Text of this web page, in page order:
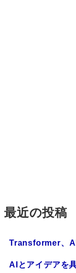
最近の投稿
Transformer、
AIとアイデアを